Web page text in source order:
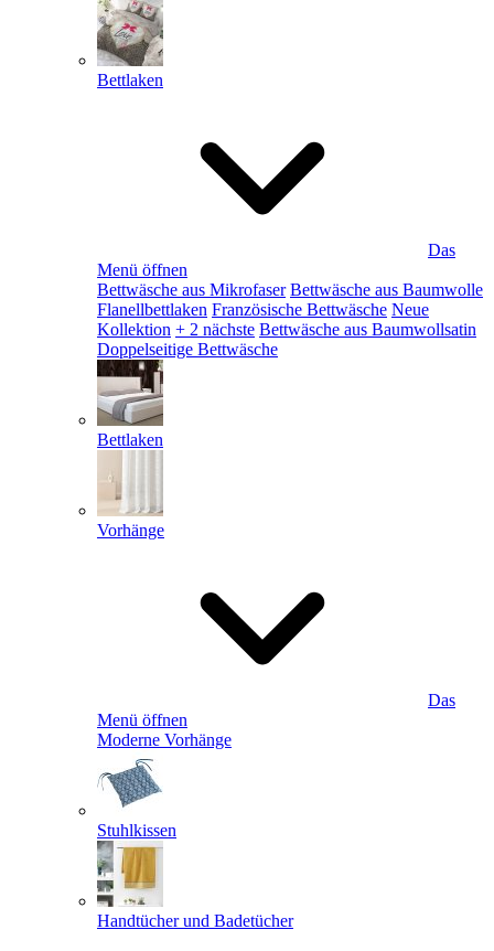
Bettlaken
Das
Menü öffnen
Bettwäsche aus Mikrofaser Bettwäsche aus Baumwolle
Flanellbettlaken Französische Bettwäsche Neue
Kollektion + 2 nächste Bettwäsche aus Baumwollsatin
Doppelseitige Bettwäsche
Bettlaken
Vorhänge
Das
Menü öffnen
Moderne Vorhänge
Stuhlkissen
Handtücher und Badetücher